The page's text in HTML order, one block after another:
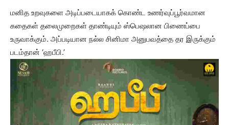
மனித உறவுகளை அடிப்படையாகக் கொண்ட உணர்வுப்பூர்வமான
கதைகள் தலைமுறைகள் தாண்டியும் ஸ்பெஷலான பிணைப்பை
உருவாக்கும். அப்படியான நல்ல சினிமா அனுபவத்தை தர இருக்கும்
படம்தான் ‘ஹபீபி.’